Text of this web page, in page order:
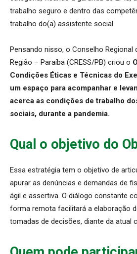
trabalho seguro e dentro das
trabalho do(a) assistente social.
Pensando nisso, o Conselho Regional
Região – Paraíba (CRESS/PB) criou o
Condições Éticas e Técnicas do
um espaço para acompanhar e
acerca as condições de trabalho
sociais, durante a pandemia.
Qual o objetivo do
Essa estratégia tem o objetivo de
apurar as denúncias e demandas de
ágil e assertiva. O diálogo constante
forma remota facilitará a elaboração
tomadas de decisões, diante da atual